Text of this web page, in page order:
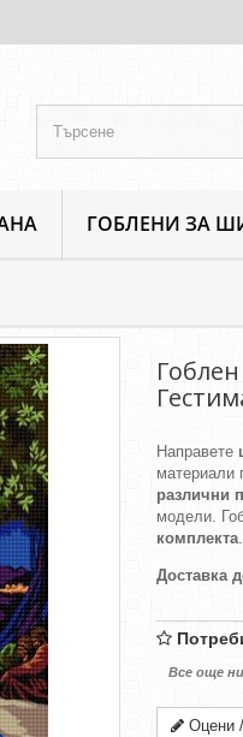
ГОБЛЕНИ ЗА
Направете
материали
различни
модели.
комплекта.
Доставка
Все още
Оцени